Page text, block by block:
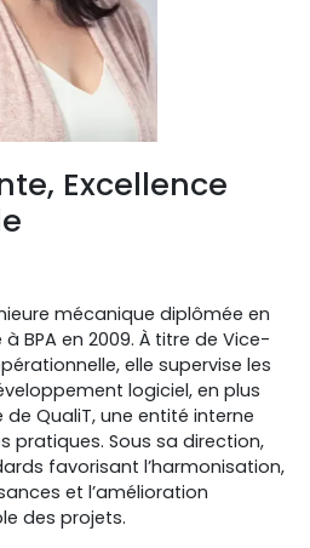
Excellence
mécanique diplômée en
BPA en 2009. À titre de Vice-
elle supervise les
logiciel, en plus
QualiT, une entité interne
pratiques. Sous sa direction,
favorisant l’harmonisation,
et l’amélioration
des projets.